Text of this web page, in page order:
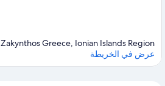
Zakynthos Greece, Ionian Islands Region
عرض في الخريطة